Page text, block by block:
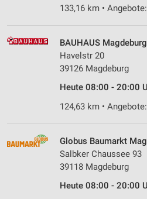
133,16 km •
BAUHAUS Magdeburg
Havelstr 20
39126 Magdeburg
Heute 08:00 - 20:00
124,63 km •
Globus Baumarkt
Salbker Chaussee 93
39118 Magdeburg
Heute 08:00 - 20:00
Partnerliste anzeigen (1 IAB-
IAB-Verarbeitungszwecke:
Speichern von oder Zugriff auf
Verwendung reduzierter Daten
Verwendung von Profilen zur
personalisierter Werbung
Erstellung von Profilen zur